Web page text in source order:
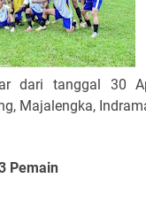
dari tanggal 30
Majalengka,
Pemain